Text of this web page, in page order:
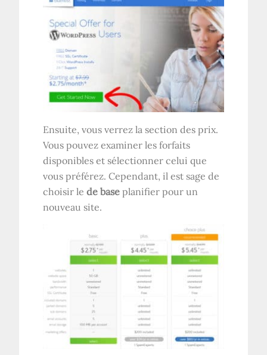
Ensuite, vous verrez la section des prix.
Vous pouvez examiner les forfaits
disponibles et sélectionner celui que
vous préférez. Cependant, il est sage de
choisir lede base planifier pour un
nouveau site.